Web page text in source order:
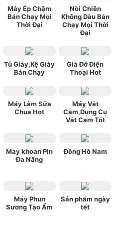
Máy Ép Chậm
Bán Chạy Mọi
Thời Đại
Nồi Chiên
Không Dầu Bán
Chạy Mọi Thời
Đại
Tủ Giày,Kệ Giày
Bán Chạy
Giá Đỡ Điện
Thoại Hot
Máy Làm Sữa
Chua Hot
Máy Vắt
Cam,Dụng Cụ
Vắt Cam Tốt
May khoan Pin
Đa Năng
Đồng Hồ Nam
Máy Phun
Sương Tạo Ẩm
Sản phẩm ngày
tết